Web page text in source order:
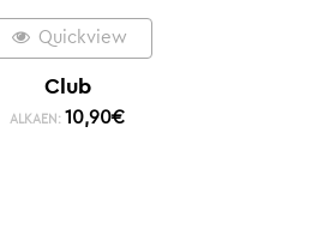
Quickview
Club
ALKAEN: 10,90€